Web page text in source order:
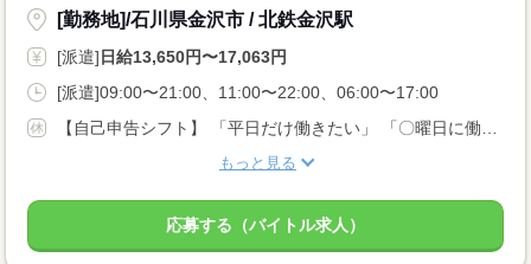
[勤務地]/石川県金沢市 / 北鉄金沢駅
[派遣] 日給13,650円〜17,063円
[派遣]09:00〜21:00、11:00〜22:00、06:00〜17:00
【自己申告シフト】 「平日だけ働きたい」 「〇曜日に働きたい」 など、働き方は自分で選べます。 曜日・時間についてのご希望も 面談の際に教えてくださいね。 ※こちらは中型以上のお仕事の例です
もっと見る
応募する（バイトル求人）